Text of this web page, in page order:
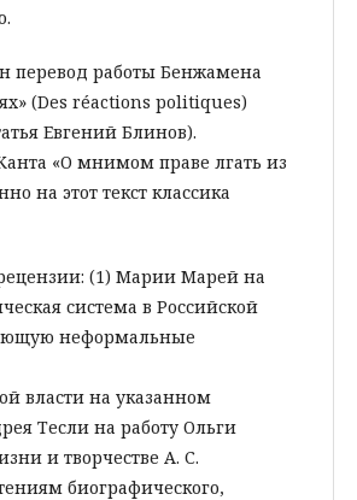
перевод работы Бенжамена
(Des réactions politiques)
Евгений Блинов).
«О мнимом праве лгать из
на этот текст классика
(1) Марии Марей на
система в Российской
неформальные
власти на указанном
Тесли на работу Ольги
и творчестве А. С.
биографического,